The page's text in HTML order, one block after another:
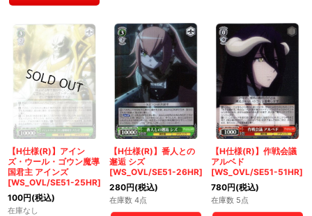
【H仕様(R)】アイン
ズ・ウール・ゴウン魔導
国君主 アインズ
[WS_OVL/SE51-25HR]
100円(税込)
在庫なし
【H仕様(R)】番人との
邂逅 シズ
[WS_OVL/SE51-26HR]
280円(税込)
在庫数 4点
【H仕様(R)】作戦会議
アルベド
[WS_OVL/SE51-51HR]
780円(税込)
在庫数 5点